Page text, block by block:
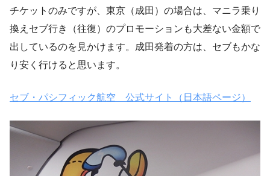
チケットのみですが、東京（成田）の場合は、マニラ乗り
換えセブ行き（往復）のプロモーションも大差ない金額で
出しているのを見かけます。成田発着の方は、セブもかな
り安く行けると思います。
セブ・パシフィック航空 公式サイト（日本語ページ）